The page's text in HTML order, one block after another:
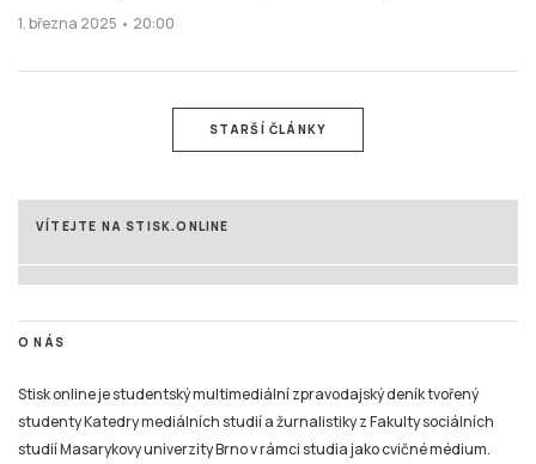
1. března 2025 • 20:00
STARŠÍ ČLÁNKY
VÍTEJTE NA STISK.ONLINE
O NÁS
Stisk online je studentský multimediální zpravodajský deník tvořený
studenty Katedry mediálních studií a žurnalistiky z Fakulty sociálních
studií Masarykovy univerzity Brno v rámci studia jako cvičné médium.